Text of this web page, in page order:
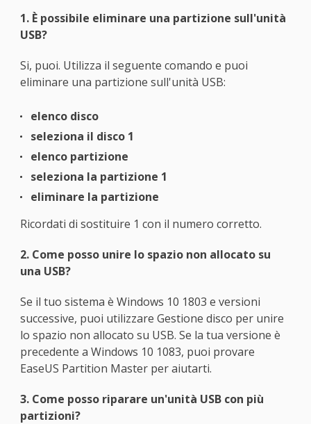
1. È possibile eliminare una partizione sull'unità
USB?
Si, puoi. Utilizza il seguente comando e puoi
eliminare una partizione sull'unità USB:
elenco disco
seleziona il disco 1
elenco partizione
seleziona la partizione 1
eliminare la partizione
Ricordati di sostituire 1 con il numero corretto.
2. Come posso unire lo spazio non allocato su
una USB?
Se il tuo sistema è Windows 10 1803 e versioni
successive, puoi utilizzare Gestione disco per unire
lo spazio non allocato su USB. Se la tua versione è
precedente a Windows 10 1083, puoi provare
EaseUS Partition Master per aiutarti.
3. Come posso riparare un'unità USB con più
partizioni?